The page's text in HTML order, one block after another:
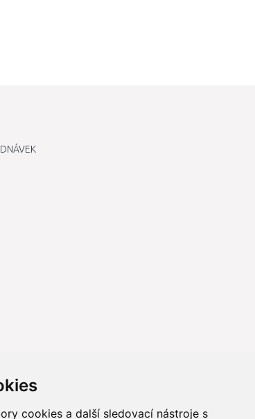
cookies a další sledovací nástroje s